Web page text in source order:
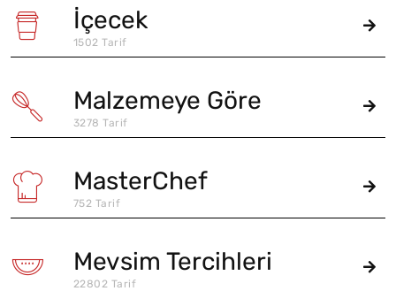
İçecek
1502 Tarif
Malzemeye Göre
3278 Tarif
MasterChef
752 Tarif
Mevsim Tercihleri
22802 Tarif